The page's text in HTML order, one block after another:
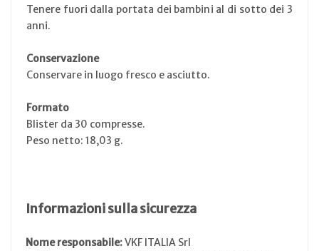
Tenere fuori dalla portata dei bambini al di sotto dei 3
anni.
Conservazione
Conservare in luogo fresco e asciutto.
Formato
Blister da 30 compresse.
Peso netto: 18,03 g.
Informazioni sulla sicurezza
Nome responsabile:VKF ITALIA Srl